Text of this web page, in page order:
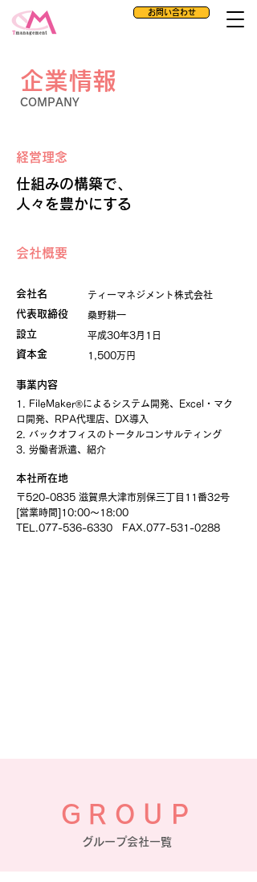
お問い合わせ
企業情報
COMPANY
経営理念
仕組みの構築で、
人々を豊かにする
会社概要
会社名 ティーマネジメント株式会社
代表取締役 桑野耕一
設立 平成30年3月1日
資本金 1,500万円
​事業内容
1
FileMaker®によるシステム開発、Excel・マク
ロ開発、RPA代理店、DX導入
2. バックオフィスのトータルコンサルティング
3. 労働者派遣、紹介
本社所在地
〒520-0835 滋賀県大津市別保三丁目11番32号
[営業時間]10:00～18:00
TEL.077-536-6330 FAX.077-531-0288
GROUP
グループ会社一覧